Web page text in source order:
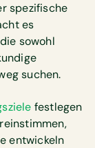
spezifische
es
sowohl
suchen.
festlegen
entwickeln